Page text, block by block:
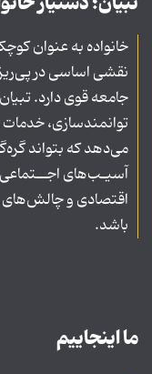
خانواده به عنوان
نقشی اساسی در
جامعه قوی دارد.
توانمندسازی، خدمات
می‌دهد که بتواند
آسیـب‌های
اقتصادی و
باشد.
ما اینجاییم